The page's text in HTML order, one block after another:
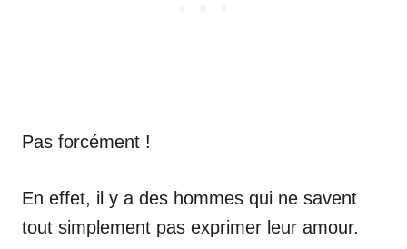
Pas forcément !
En effet, il y a des hommes qui ne savent
tout simplement pas exprimer leur amour.